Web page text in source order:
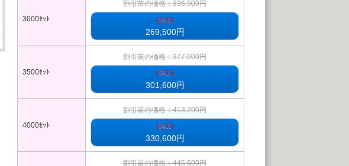
3000ｾｯﾄ
割引前の価格：336,900円
269,500円
3500ｾｯﾄ
割引前の価格：377,000円
301,600円
4000ｾｯﾄ
割引前の価格：413,200円
330,600円
割引前の価格：445,600円